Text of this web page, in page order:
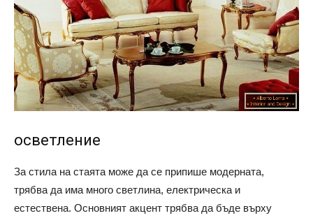
осветление
За стила на стаята може да се припише модерната,
трябва да има много светлина, електрическа и
естествена. Основният акцент трябва да бъде върху